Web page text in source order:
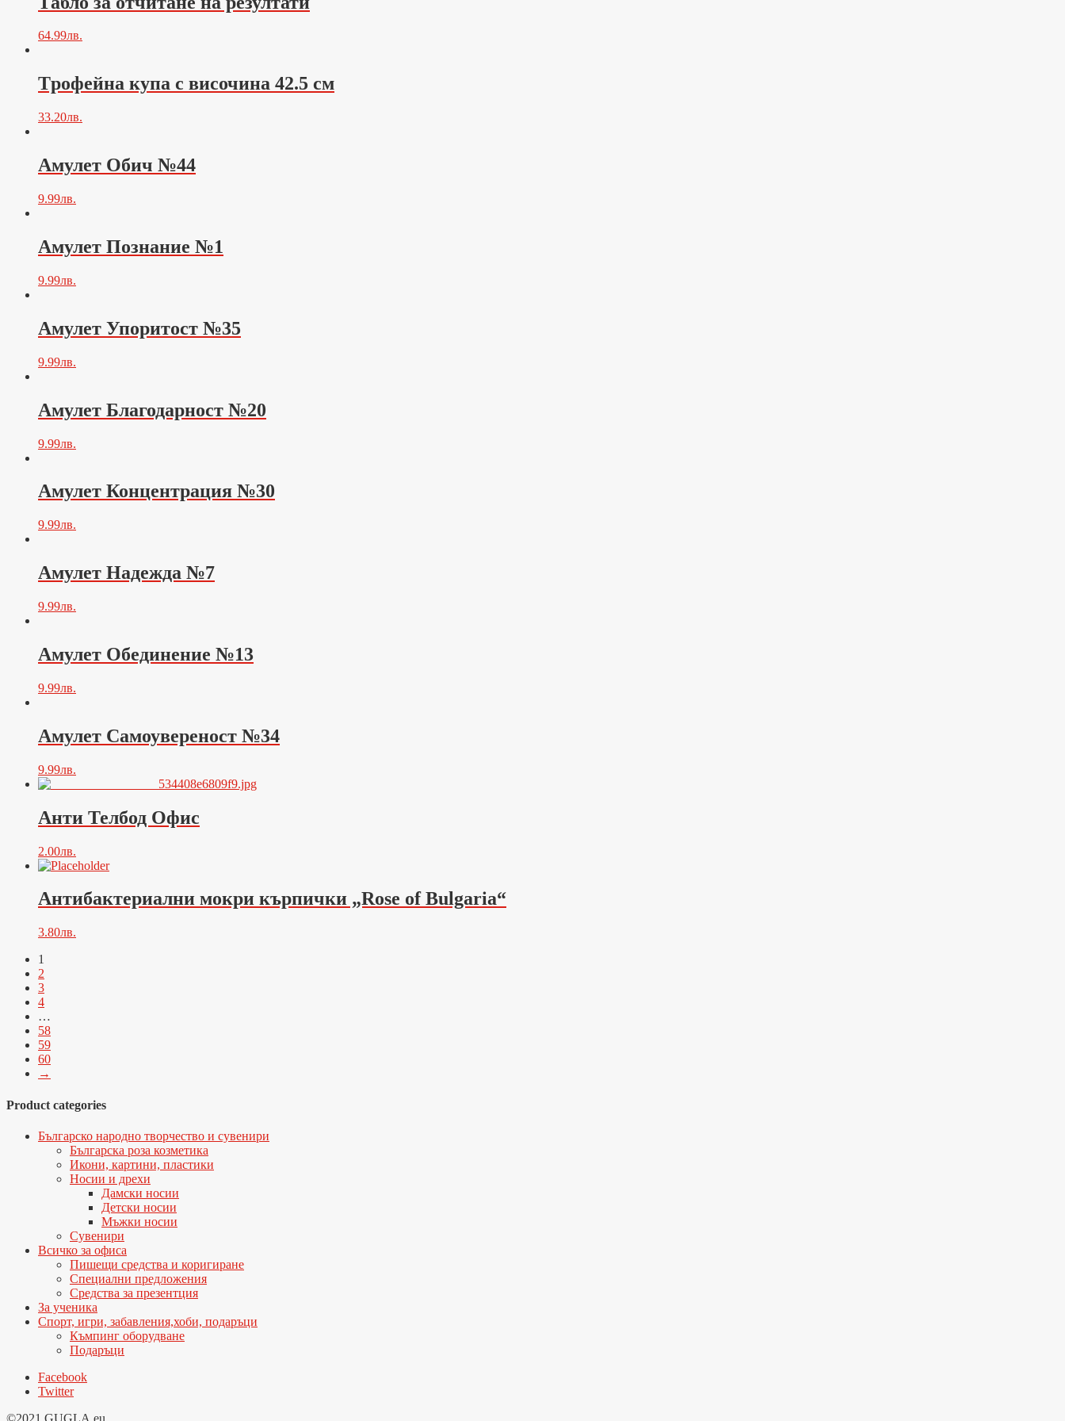
64.99лв.
Tрофейна купа с височина 42.5 см
33.20лв.
Амулет Обич №44
9.99лв.
Амулет Познание №1
9.99лв.
Амулет Упоритост №35
9.99лв.
Амулет Благодарност №20
9.99лв.
Амулет Концентрация №30
9.99лв.
Амулет Надежда №7
9.99лв.
Амулет Обединение №13
9.99лв.
Амулет Самоувереност №34
9.99лв.
Анти Телбод Офис
2.00лв.
Антибактериални мокри кърпички „Rose of Bulgaria“
3.80лв.
1
2
3
4
…
58
59
60
→
Product categories
Българско народно творчество и сувенири
Българска роза козметика
Икони, картини, пластики
Носии и дрехи
Дамски носии
Детски носии
Мъжки носии
Сувенири
Всичко за офиса
Пишещи средства и коригиране
Специални предложения
Средства за презентция
За ученика
Спорт, игри, забавления,хоби, подаръци
Къмпинг оборудване
Подаръци
Facebook
Twitter
©2021 GUGLA.eu